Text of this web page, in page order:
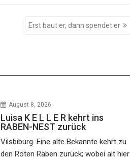
Erst baut er, dann spendet er
August 8, 2026
Luisa K E L L E R kehrt ins
RABEN-NEST zurück
Vilsbiburg. Eine alte Bekannte kehrt zu
den Roten Raben zurück; wobei alt hier